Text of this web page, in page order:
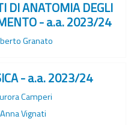
DI ANATOMIA DEGLI
- a.a. 2023/24
Granato
- a.a. 2023/24
Camperi
Anna Vignati